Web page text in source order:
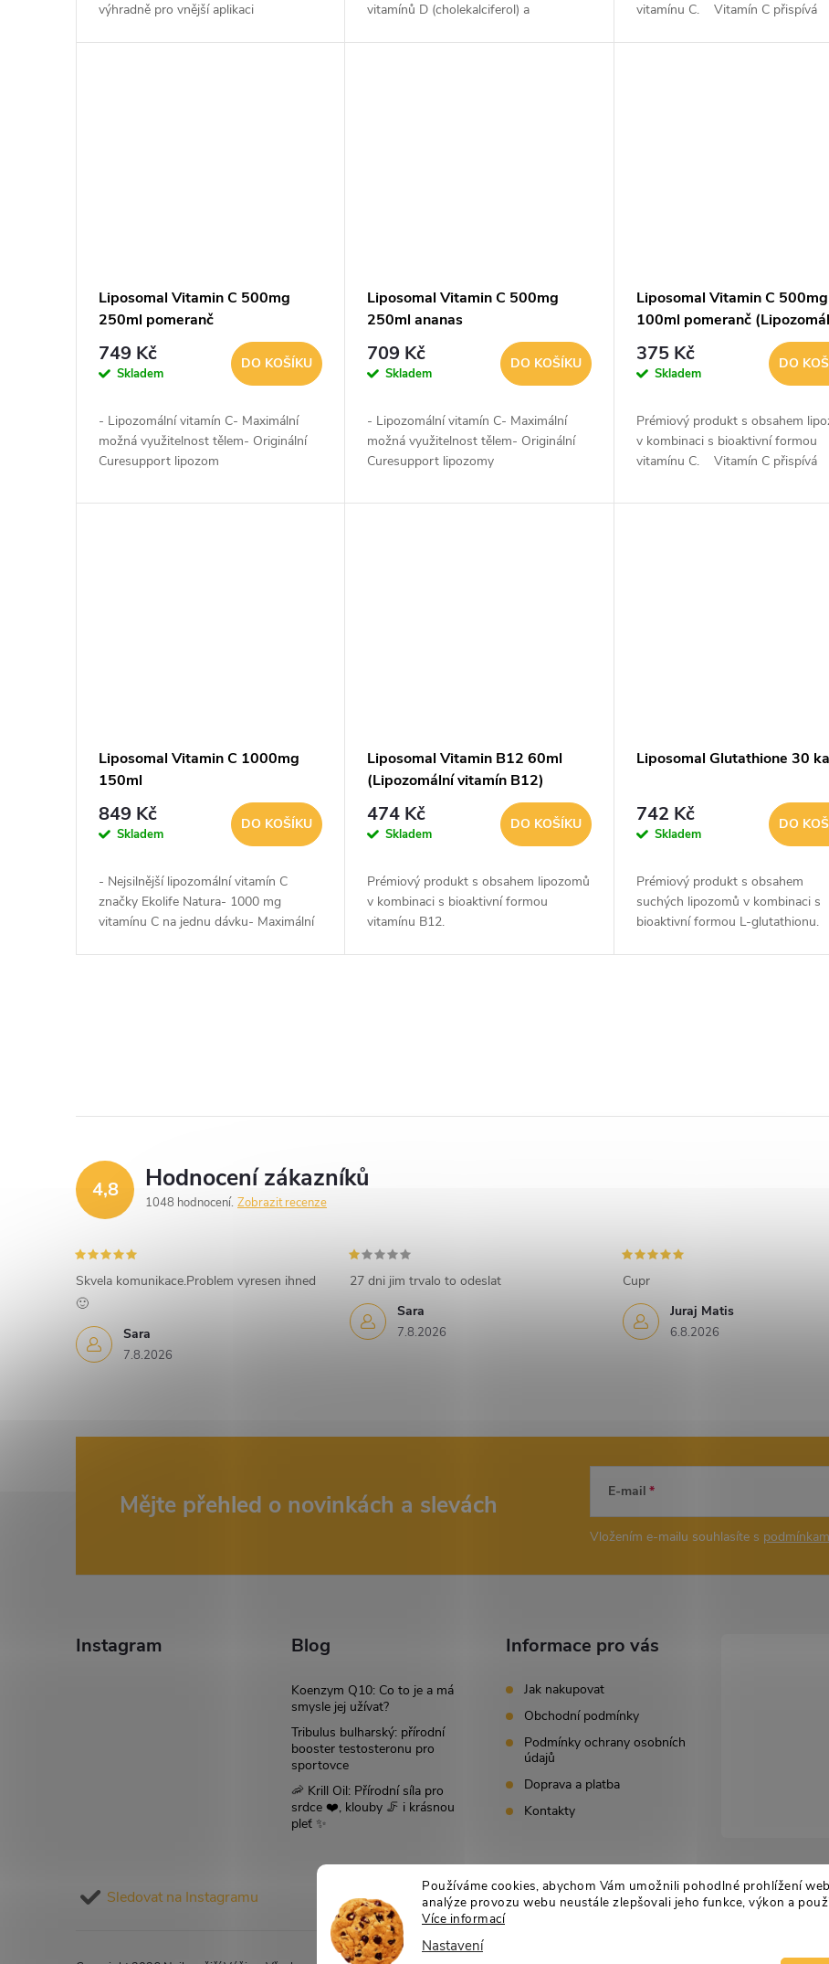
Používáme cookies, abychom Vám umožnili pohodlné prohlížení
analýze provozu webu neustále zlepšovali jeho funkce, výkon a
Více informací
Nastavení
t
výhradně pro vnější aplikaci
vitamínů D (cholekalciferol) a
vitamínu C. Vitamín C přispívá
Liposomal Vitamin C 500mg
250ml pomeranč
749 Kč
Skladem
DO KOŠÍKU
- Lipozomální vitamín C- Maximální
možná využitelnost tělem- Originální
Curesupport lipozom
Liposomal Vitamin C 500mg
250ml ananas
709 Kč
Skladem
DO KOŠÍKU
- Lipozomální vitamín C- Maximální
možná využitelnost tělem- Originální
Curesupport lipozomy
Liposomal Vitamin C 500mg
100ml pomeranč
vitamín C)
375 Kč
Skladem
DO
Prémiový produkt s obsahem
v kombinaci s bioaktivní formou
vitamínu C. Vitamín C přispívá
Liposomal Vitamin C 1000mg
150ml
849 Kč
Skladem
DO KOŠÍKU
- Nejsilnější lipozomální vitamín C
značky Ekolife Natura- 1000 mg
vitamínu C na jednu dávku- Maximální
Liposomal Vitamin B12 60ml
(Lipozomální vitamín B12)
474 Kč
Skladem
DO KOŠÍKU
Prémiový produkt s obsahem lipozomů
v kombinaci s bioaktivní formou
vitamínu B12.
Liposomal Glutathione 30
742 Kč
Skladem
DO
Prémiový produkt s obsahem
suchých lipozomů v kombinaci s
bioaktivní formou L-glutathionu.
d
a
c
í
p
r
p
s
4,8 Hodnocení zákazníků
1048 hodnocení Zobrazit recenze
Sara
7.8.2026
Skvela komunikace.Problem vyresen ihned
🙂
Sara
7.8.2026
27 dni jim trvalo to odeslat
Juraj Matis
6.8.2026
Cupr
Mějte přehled o novinkách a slevách E-mail
Vložením e-mailu souhlasíte s
Instagram
Sledovat na Instagramu
Blog
Koenzym Q10: Co to je a má
smysle jej užívat?
Tribulus bulharský: přírodní
booster testosteronu pro
sportovce
🦐 Krill Oil: Přírodní síla pro
srdce ❤️, klouby 🦵 i krásnou
pleť ✨
Informace pro vás
Jak nakupovat
Obchodní podmínky
Podmínky ochrany osobních
údajů
Doprava a platba
Kontakty